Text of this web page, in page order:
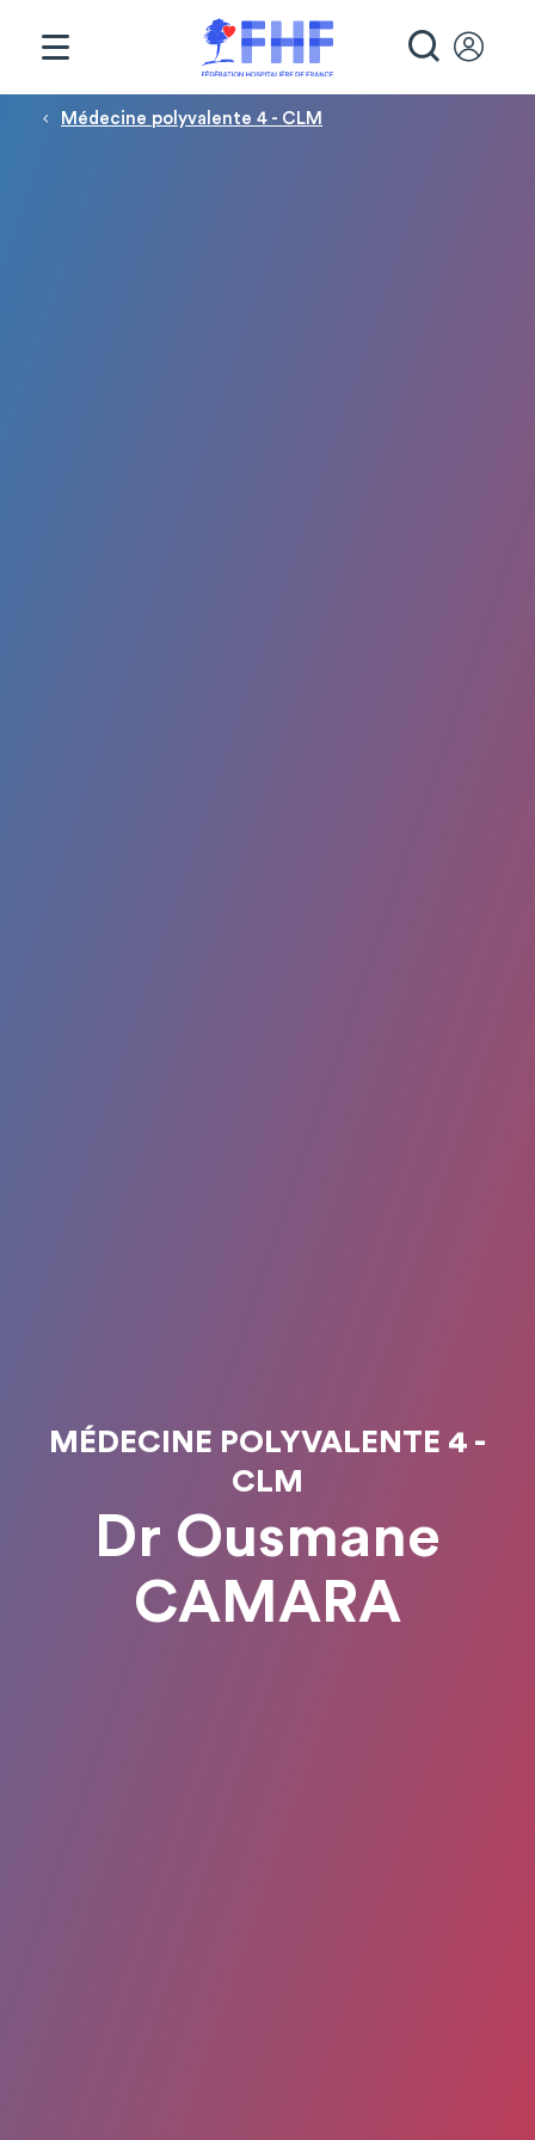
Fil d'Ariane
Médecine polyvalente 4 - CLM
MÉDECINE POLYVALENTE 4 -
CLM
Dr Ousmane
CAMARA
Panneau de gestion des cookies